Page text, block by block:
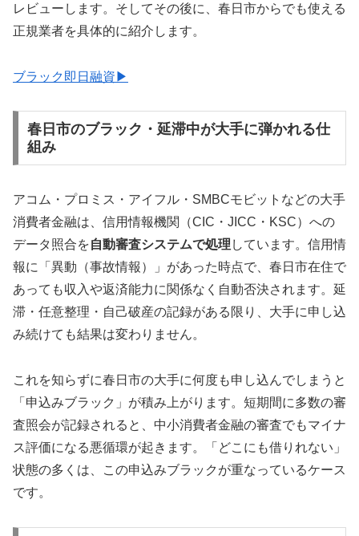
レビューします。そしてその後に、春日市からでも使える
正規業者を具体的に紹介します。
ブラック即日融資▶
春日市のブラック・延滞中が大手に弾かれる仕
組み
アコム・プロミス・アイフル・SMBCモビットなどの大手
消費者金融は、信用情報機関（CIC・JICC・KSC）への
データ照合を自動審査システムで処理 しています。信用情
報に「異動（事故情報）」があった時点で、春日市在住で
あっても収入や返済能力に関係なく自動否決されます。延
滞・任意整理・自己破産の記録がある限り、大手に申し込
み続けても結果は変わりません。
これを知らずに春日市の大手に何度も申し込んでしまうと
「申込みブラック」が積み上がります。短期間に多数の審
査照会が記録されると、中小消費者金融の審査でもマイナ
ス評価になる悪循環が起きます。「どこにも借りれない」
状態の多くは、この申込みブラックが重なっているケース
です。